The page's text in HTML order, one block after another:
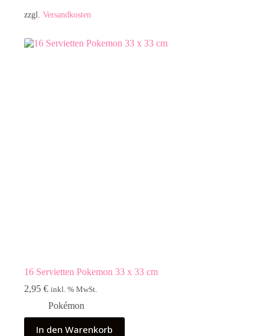
zzgl. Versandkosten
16 Servietten Pokemon 33 x 33 cm
2,95 € inkl. % MwSt.
Pokémon
In den Warenkorb